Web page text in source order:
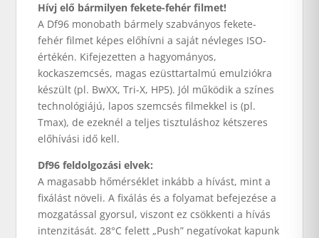
Hívj elő bármilyen fekete-fehér filmet!
A Df96 monobath bármely szabványos fekete-
fehér filmet képes előhívni a saját névleges ISO-
értékén. Kifejezetten a hagyományos,
kockaszemcsés, magas ezüsttartalmú emulziókra
készült (pl. BwXX, Tri-X, HP5). Jól működik a színes
technológiájú, lapos szemcsés filmekkel is (pl.
Tmax), de ezeknél a teljes tisztuláshoz kétszeres
előhívási idő kell.
Df96 feldolgozási elvek:
A magasabb hőmérséklet inkább a hívást, mint a
fixálást növeli. A fixálás és a folyamat befejezése a
mozgatással gyorsul, viszont ez csökkenti a hívás
intenzitását. 28°C felett „Push” negatívokat kapunk